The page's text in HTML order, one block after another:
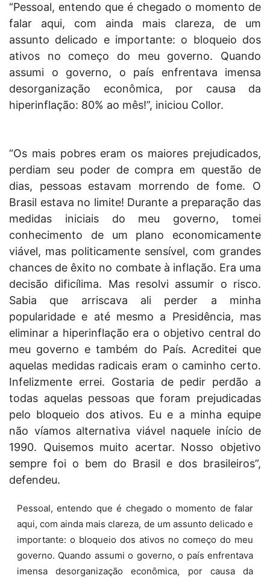
“Pessoal, entendo que é chegado o momento de
falar aqui, com ainda mais clareza, de um
assunto delicado e importante: o bloqueio dos
ativos no começo do meu governo. Quando
assumi o governo, o país enfrentava imensa
desorganização econômica, por causa da
hiperinflação: 80% ao mês!”, iniciou Collor.
“Os mais pobres eram os maiores prejudicados,
perdiam seu poder de compra em questão de
dias, pessoas estavam morrendo de fome. O
Brasil estava no limite! Durante a preparação das
medidas iniciais do meu governo, tomei
conhecimento de um plano economicamente
viável, mas politicamente sensível, com grandes
chances de êxito no combate à inflação. Era uma
decisão dificílima. Mas resolvi assumir o risco.
Sabia que arriscava ali perder a minha
popularidade e até mesmo a Presidência, mas
eliminar a hiperinflação era o objetivo central do
meu governo e também do País. Acreditei que
aquelas medidas radicais eram o caminho certo.
Infelizmente errei. Gostaria de pedir perdão a
todas aquelas pessoas que foram prejudicadas
pelo bloqueio dos ativos. Eu e a minha equipe
não víamos alternativa viável naquele início de
1990. Quisemos muito acertar. Nosso objetivo
sempre foi o bem do Brasil e dos brasileiros”,
defendeu.
Pessoal, entendo que é chegado o momento de falar
aqui, com ainda mais clareza, de um assunto delicado e
importante: o bloqueio dos ativos no começo do meu
governo. Quando assumi o governo, o país enfrentava
imensa desorganização econômica, por causa da